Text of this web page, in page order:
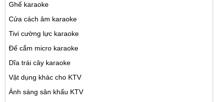
Ghế karaoke
Cửa cách âm karaoke
Tivi cường lực karaoke
Đế cắm micro karaoke
Dĩa trái cây karaoke
Vật dụng khác cho KTV
Ánh sáng sân khấu KTV